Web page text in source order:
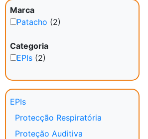
Marca
Patacho (2)
Categoria
EPIs (2)
EPIs
Protecção Respiratória
Proteção Auditiva